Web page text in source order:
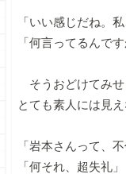
「いい感じだね。
「何言ってるんです
そうおどけてみせ
とても素人には見え
「岩本さんって、
「何それ、超失礼」